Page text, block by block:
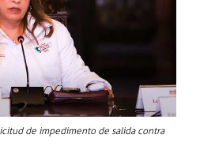
de impedimento de salida contra